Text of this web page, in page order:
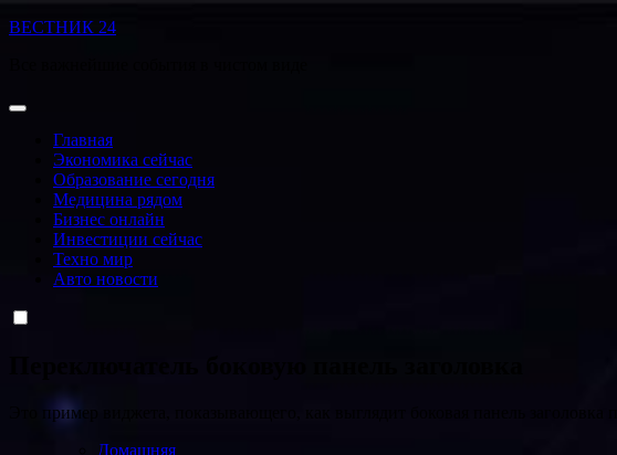
Перейти
ВЕСТНИК 24
Главная
Экономика сейчас
Образование сегодня
Медицина рядом
Бизнес онлайн
Инвестиции сейчас
Техно мир
Авто новости
Это пример виджета, показывающего, как выглядит боковая панель
Домашняя